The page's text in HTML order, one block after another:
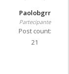
Paolobgrr
Partecipante
Post count:
21